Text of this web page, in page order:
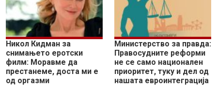
Никол Кидман за
снимањето еротски
филм: Моравме да
престанеме, доста ми е
од оргазми
Министерство за правда:
Правосудните реформи
не се само национален
приоритет, туку и дел од
нашата евроинтеграција